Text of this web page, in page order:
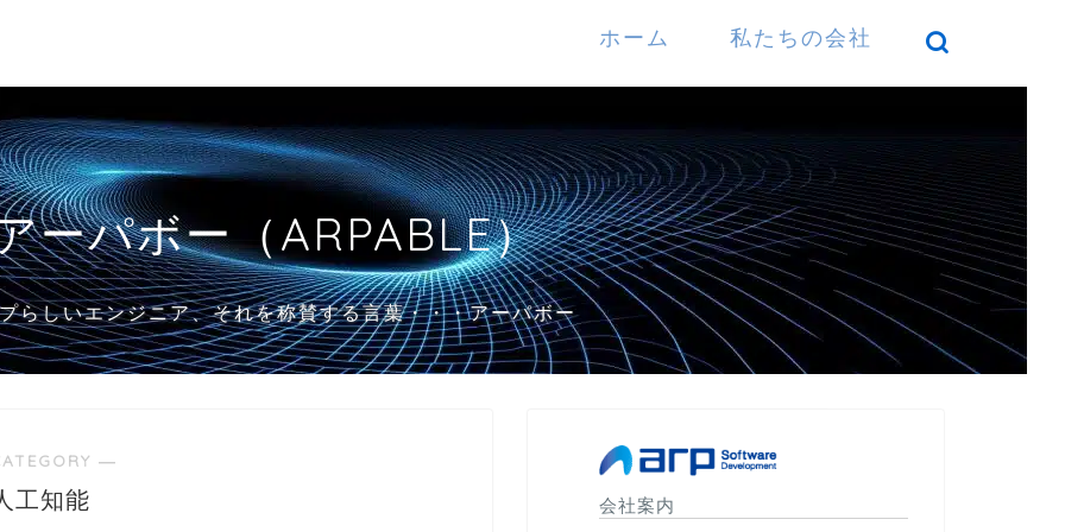
ホーム 私たちの会社
ーパボー（ARPABLE）
らしいエンジニア、それを称賛する言葉・・・アーパボー
―
工知能
会社案内